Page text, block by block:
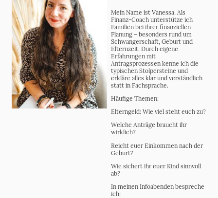
Mein Name ist Vanessa. Als
Finanz-Coach unterstütze ich
Familien bei ihrer finanziellen
Planung – besonders rund um
Schwangerschaft, Geburt und
Elternzeit. Durch eigene
Erfahrungen mit
Antragsprozessen kenne ich die
typischen Stolpersteine und
erkläre alles klar und verständlich
statt in Fachsprache.
Häufige Themen:
Elterngeld: Wie viel steht euch zu?
Welche Anträge braucht ihr
wirklich?
Reicht euer Einkommen nach der
Geburt?
Wie sichert ihr euer Kind sinnvoll
ab?
In meinen Infoabenden bespreche
ich: